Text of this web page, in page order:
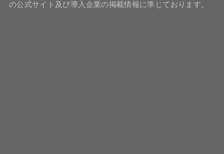
の公式サイト及び導入企業の掲載情報に準じております。